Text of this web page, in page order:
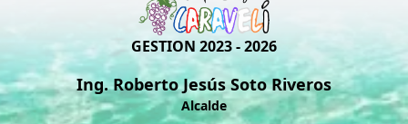
GESTION 2023 - 2026
Ing. Roberto Jesús Soto Riveros
Alcalde